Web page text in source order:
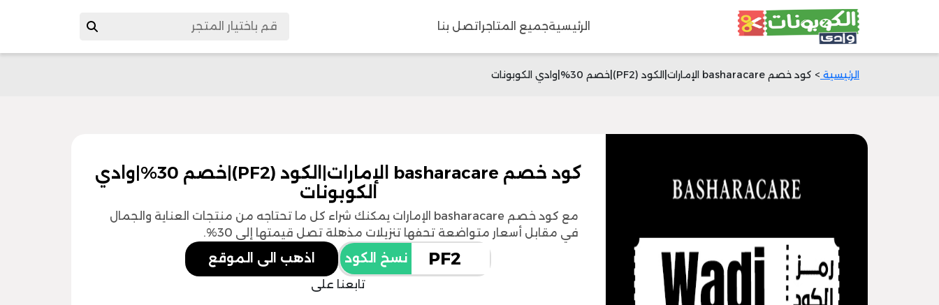
الرئيسيةجميع المتاجر اتصل بنا
الرئيسية > كود خصم basharacare الإمارات|الكود (PF2)|خصم 30%|وادي الكوبونات
كود خصم basharacare الإمارات|الكود (PF2)|خصم 30%|وادي
الكوبونات
مع كود خصم basharacare الإمارات يمكنك شراء كل ما تحتاجه من منتجات العناية والجمال
في مقابل أسعار متواضعة تحفها تنزيلات مذهلة تصل قيمتها إلى 30%.
نسخ الكود اذهب الى الموقع
تابعنا على